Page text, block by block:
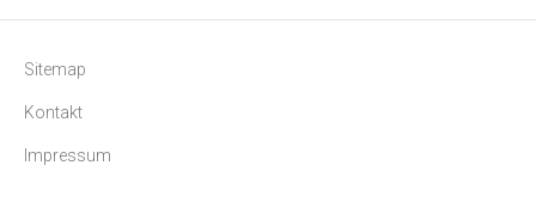
Sitemap
Kontakt
Impressum